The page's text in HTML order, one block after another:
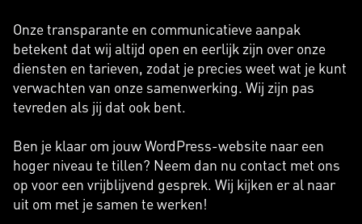
Onze transparante en communicatieve aanpak
betekent dat wij altijd open en eerlijk zijn over onze
diensten en tarieven, zodat je precies weet wat je kunt
verwachten van onze samenwerking. Wij zijn pas
tevreden als jij dat ook bent.
Ben je klaar om jouw WordPress-website naar een
hoger niveau te tillen? Neem dan nu contact met ons
op voor een vrijblijvend gesprek. Wij kijken er al naar
uit om met je samen te werken!